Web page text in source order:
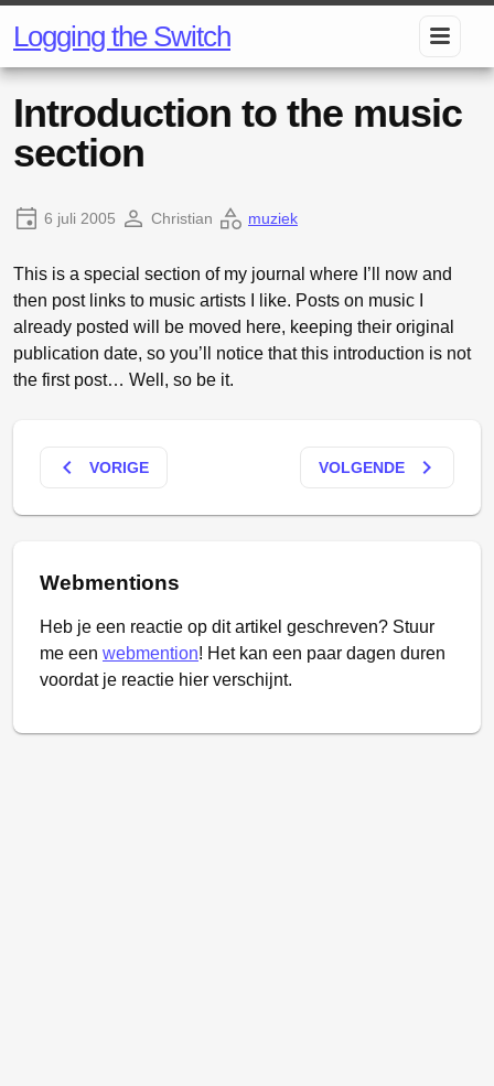
Logging the Switch
Introduction to the music
section
6 juli 2005 Christian muziek
This is a special section of my journal where I’ll now and
then post links to music artists I like. Posts on music I
already posted will be moved here, keeping their original
publication date, so you’ll notice that this introduction is not
the first post… Well, so be it.
keyboard_arrow_left VORIGE VOLGENDE keyboard_arrow_right
Webmentions
Heb je een reactie op dit artikel geschreven? Stuur
me een webmention! Het kan een paar dagen duren
voordat je reactie hier verschijnt.